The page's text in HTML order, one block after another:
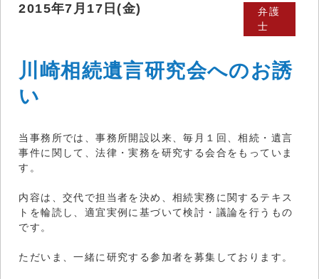
2015年7月17日(金)
弁護
士
川崎相続遺言研究会へのお誘
い
当事務所では、事務所開設以来、毎月１回、相続・遺言
事件に関して、法律・実務を研究する会合をもっていま
す。
内容は、交代で担当者を決め、相続実務に関するテキス
トを輪読し、適宜実例に基づいて検討・議論を行うもの
です。
ただいま、一緒に研究する参加者を募集しております。